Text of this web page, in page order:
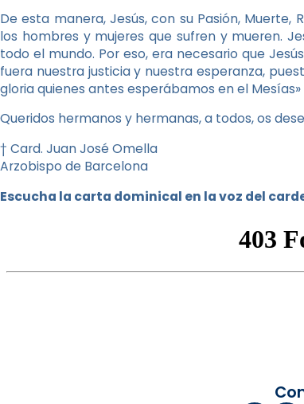
De esta manera, Jesús, con su Pasión,
los hombres y mujeres que sufren y mueren.
todo el mundo. Por eso, era necesario que
fuera nuestra justicia y nuestra esperanza,
gloria quienes antes esperábamos en el Mesías»
Queridos hermanos y hermanas, a todos, os
† Card. Juan José Omella
Arzobispo de Barcelona
Escucha la carta dominical en la voz del